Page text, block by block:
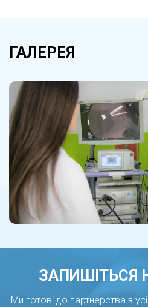
ГАЛЕРЕЯ
ЗАПИШІТЬСЯ
Ми готові до партнерства з